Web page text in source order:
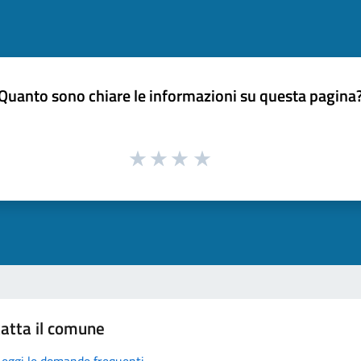
sono chiare le informazioni su questa
il comune